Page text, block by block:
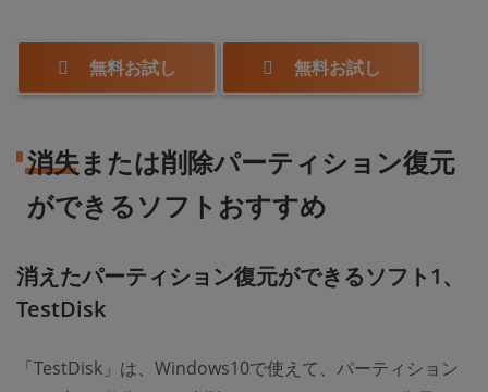
無料お試し 無料お試し
消失または削除パーティション復元
ができるソフトおすすめ
消えたパーティション復元ができるソフト1、
TestDisk
「TestDisk」は、Windows10で使えて、パーティション